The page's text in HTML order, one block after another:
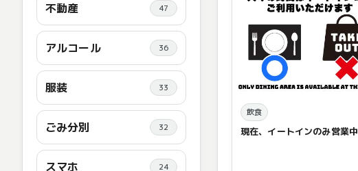
不動産 47
アルコール 36
服装 33
ごみ分別 32
スマホ 24
飲食
現在、イートインのみ営業中